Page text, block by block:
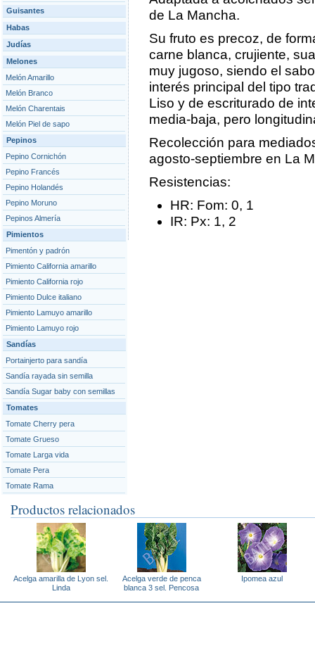
Guisantes
Habas
Judías
Melones
Melón Amarillo
Melón Branco
Melón Charentais
Melón Piel de sapo
Pepinos
Pepino Cornichón
Pepino Francés
Pepino Holandés
Pepino Moruno
Pepinos Almería
Pimientos
Pimentón y padrón
Pimiento California amarillo
Pimiento California rojo
Pimiento Dulce italiano
Pimiento Lamuyo amarillo
Pimiento Lamuyo rojo
Sandías
Portainjerto para sandía
Sandía rayada sin semilla
Sandía Sugar baby con semillas
Tomates
Tomate Cherry pera
Tomate Grueso
Tomate Larga vida
Tomate Pera
Tomate Rama
de La Mancha.
Su fruto es precoz, de
carne blanca, crujiente,
muy jugoso, siendo el
interés principal del tipo
Liso y de escriturado de
media-baja, pero
Recolección para
agosto-septiembre en La
Resistencias:
HR: Fom: 0, 1
IR: Px: 1, 2
Productos relacionados
Acelga amarilla de Lyon sel.
Linda
Acelga verde de penca
blanca 3 sel. Pencosa
Ipomea azul